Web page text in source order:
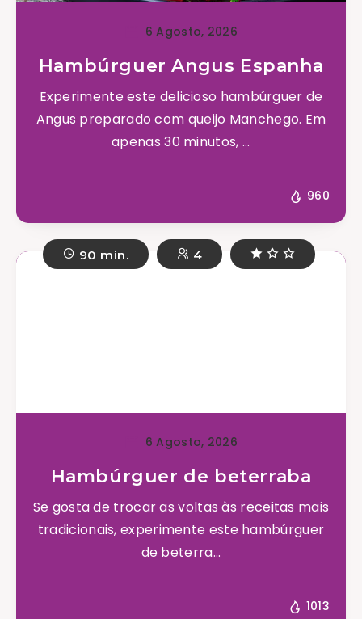
6 Agosto, 2026
Hambúrguer Angus Espanha
Experimente este delicioso hambúrguer de
Angus preparado com queijo Manchego. Em
apenas 30 minutos, ...
960
90 min. 4
6 Agosto, 2026
Hambúrguer de beterraba
Se gosta de trocar as voltas às receitas mais
tradicionais, experimente este hambúrguer
de beterra...
1013